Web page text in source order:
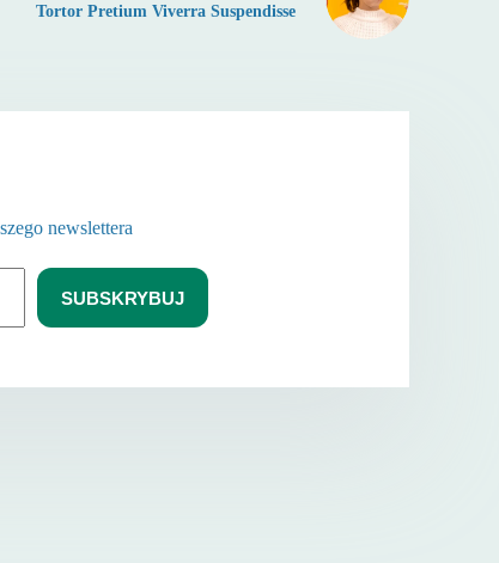
Tortor Pretium Viverra Suspendisse
newslettera
SUBSKRYBUJ